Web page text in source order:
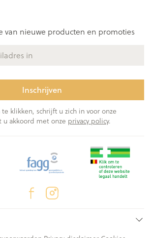
van nieuwe producten en promoties
Inschrijven
klikken, schrijft u zich in voor onze
u akkoord met onze privacy policy.